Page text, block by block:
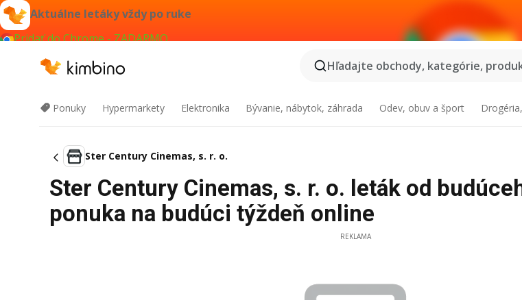
Aktuálne letáky vždy po ruke
Pridať do Chrome - ZADARMO
Hľadajte obchody, kategórie,
Ponuky Hypermarkety Elektronika Bývanie, nábytok, záhrada Odev, obuv a šport
Ster Century Cinemas, s. r. o.
Ster Century Cinemas, s. r. o. leták od
ponuka na budúci týždeň online
REKLAMA